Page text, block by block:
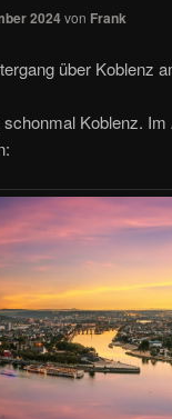
2024von Frank
über Koblenz
schonmal Koblenz.